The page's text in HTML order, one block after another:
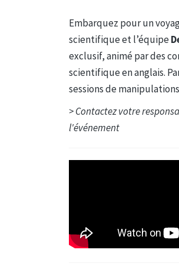
Embarquez pour un
scientifique et l’équipe
exclusif, animé par des
scientifique en anglais.
sessions de
> Contactez votre
l'événement